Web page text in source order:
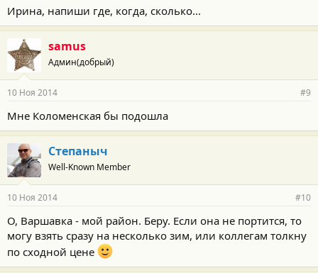
Ирина, напиши где, когда, сколько...
samus
Админ(добрый)
10 Ноя 2014 #9
Мне Коломенская бы подошла
Степаныч
Well-Known Member
10 Ноя 2014 #10
О, Варшавка - мой район. Беру. Если она не портится, то
могу взять сразу на несколько зим, или коллегам толкну
по сходной цене